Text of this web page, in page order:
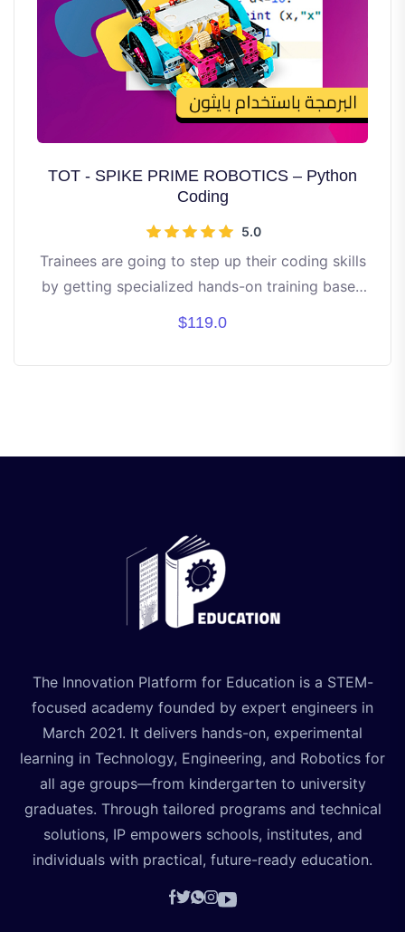
TOT - SPIKE PRIME ROBOTICS – Python
Coding
5.0
Trainees are going to step up their coding skills
by getting specialized hands-on training based
$119.0
The Innovation Platform for Education is a STEM-
focused academy founded by expert engineers in
March 2021. It delivers hands-on, experimental
learning in Technology, Engineering, and Robotics for
all age groups—from kindergarten to university
graduates. Through tailored programs and technical
solutions, IP empowers schools, institutes, and
individuals with practical, future-ready education.